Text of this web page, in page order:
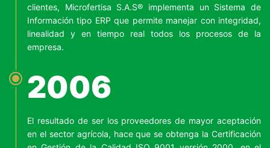
clientes, Microfertisa S.A.S® implementa un Sistema de
Información tipo ERP que permite manejar con integridad,
linealidad y en tiempo real todos los procesos de la
empresa.
2006
El resultado de ser los proveedores de mayor aceptación
en el sector agrícola, hace que se obtenga la Certificación